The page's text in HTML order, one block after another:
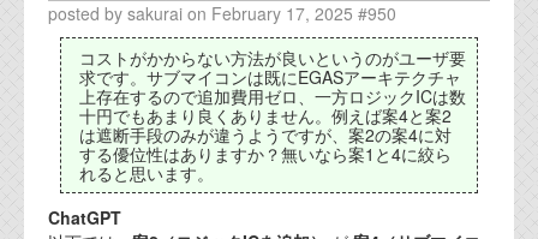
会社概要
代表ご挨拶
オフィス
実績
ブログ
posted by sakurai on February 17, 2025 #950
コストがかからない方法が良いというのがユーザ要
求です。サブマイコンは既にEGASアーキテクチャ
上存在するので追加費用ゼロ、一方ロジックICは数
十円でもあまり良くありません。例えば案4と案2
は遮断手段のみが違うようですが、案2の案4に対
する優位性はありますか？無いなら案1と4に絞ら
れると思います。
ChatGPT